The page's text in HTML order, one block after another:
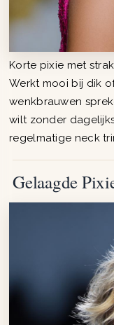
Korte pixie met
Werkt mooi bij dik
wenkbrauwen
wilt zonder
regelmatige neck
Gelaagde